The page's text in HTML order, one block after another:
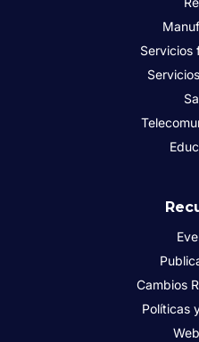
Servicios
Cambios
Políticas